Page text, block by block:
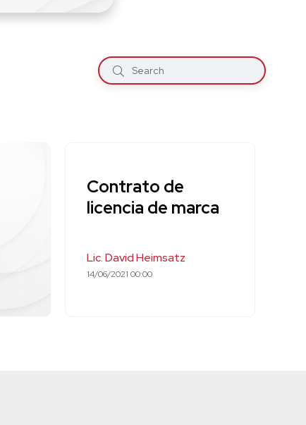
Contrato de
licencia de marca
Lic. David Heimsatz
14/06/2021 00:00